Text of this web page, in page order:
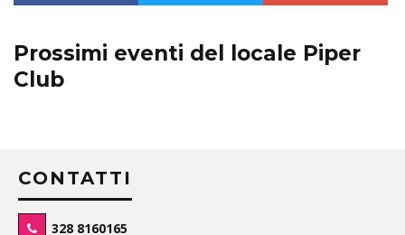
Prossimi eventi del locale Piper
Club
CONTATTI
328 8160165